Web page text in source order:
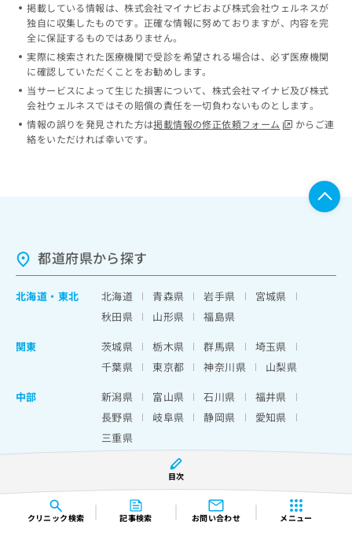
クリニック検索 記事検索 お問い合わせ メニュー
目次
掲載している情報は、株式会社マイナビおよび株式会社ウェルネスが
独自に収集したものです。正確な情報に努めておりますが、内容を完
全に保証するものではありません。
実際に検索された医療機関で受診を希望される場合は、必ず医療機関
に確認していただくことをお勧めします。
当サービスによって生じた損害について、株式会社マイナビ及び株式
会社ウェルネスではその賠償の責任を一切負わないものとします。
情報の誤りを発見された方は掲載情報の修正依頼フォーム
からご連
絡をいただければ幸いです。
都道府県から探す
北海道 ・ 東北 北海道 青森県 岩手県
宮城県
秋田県
山形県
福島県
関東
茨城県 栃木県 群馬県
埼玉県
千葉県
東京都 神奈川県
山梨県
中部
新潟県 富山県 石川県
福井県
長野県
岐阜県 静岡県
愛知県
三重県
京都府
奈良県
和歌山県
中国・四国
鳥取県 島根県 岡山県
広島県